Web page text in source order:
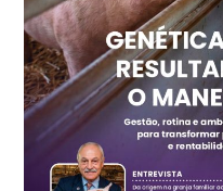
RS
R$ 1.325,22
t
Ovo Vermelho -
Vermelho
R$ 168,86
cx